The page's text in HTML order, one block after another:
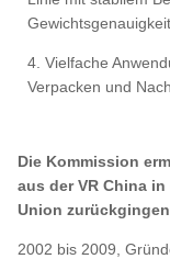
Gewichtsgenauigkeit.
4. Vielfache
Verpacken und
Die Kommission
aus der VR China
Union
2002 bis 2009,